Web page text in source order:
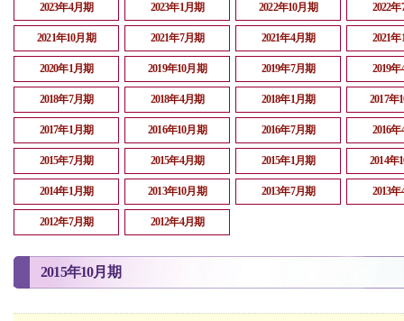
2023年4月期 2023年1月期 2022年10月期 2022
2021年10月期 2021年7月期 2021年4月期 2021
2020年1月期 2019年10月期 2019年7月期 2019
2018年7月期 2018年4月期 2018年1月期 2017年
2017年1月期 2016年10月期 2016年7月期 2016
2015年7月期 2015年4月期 2015年1月期 2014年
2014年1月期 2013年10月期 2013年7月期 2013
2012年7月期 2012年4月期
2015年10月期